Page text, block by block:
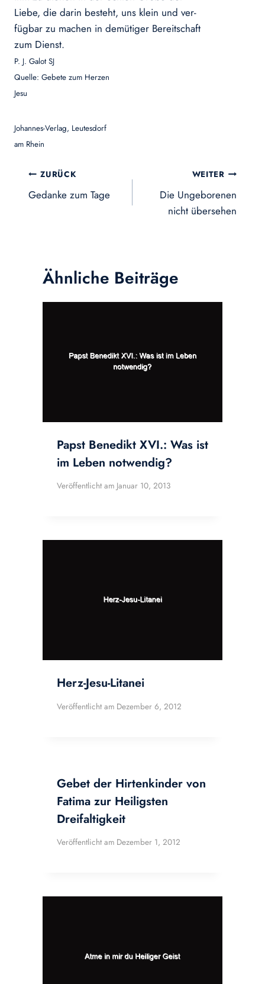
Liebe, die darin besteht, uns klein und ver-
fügbar zu machen in demütiger Bereitschaft
zum Dienst.
P. J. Galot SJ
Quelle: Gebete zum Herzen
Jesu
Johannes-Verlag, Leutesdorf
am Rhein
Beitragsnavigation
ZURÜCK
Gedanke zum Tage
WEITER
Die Ungeborenen
nicht übersehen
Ähnliche Beiträge
Papst Benedikt XVI.: Was ist
im Leben notwendig?
Veröffentlicht am Januar 10, 2013
Herz-Jesu-Litanei
Veröffentlicht am Dezember 6, 2012
Gebet der Hirtenkinder von
Fatima zur Heiligsten
Dreifaltigkeit
Veröffentlicht am Dezember 1, 2012